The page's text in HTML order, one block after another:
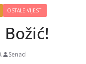
OSTALE VIJESTI
Senad